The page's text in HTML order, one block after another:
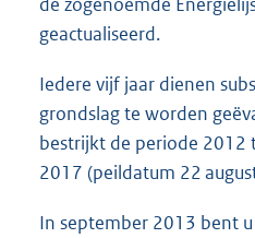
de zogenoemde
geactualiseerd.
Iedere vijf jaar dienen
grondslag te worden
bestrijkt de periode 2012
2017 (peildatum 22
In september 2013 bent